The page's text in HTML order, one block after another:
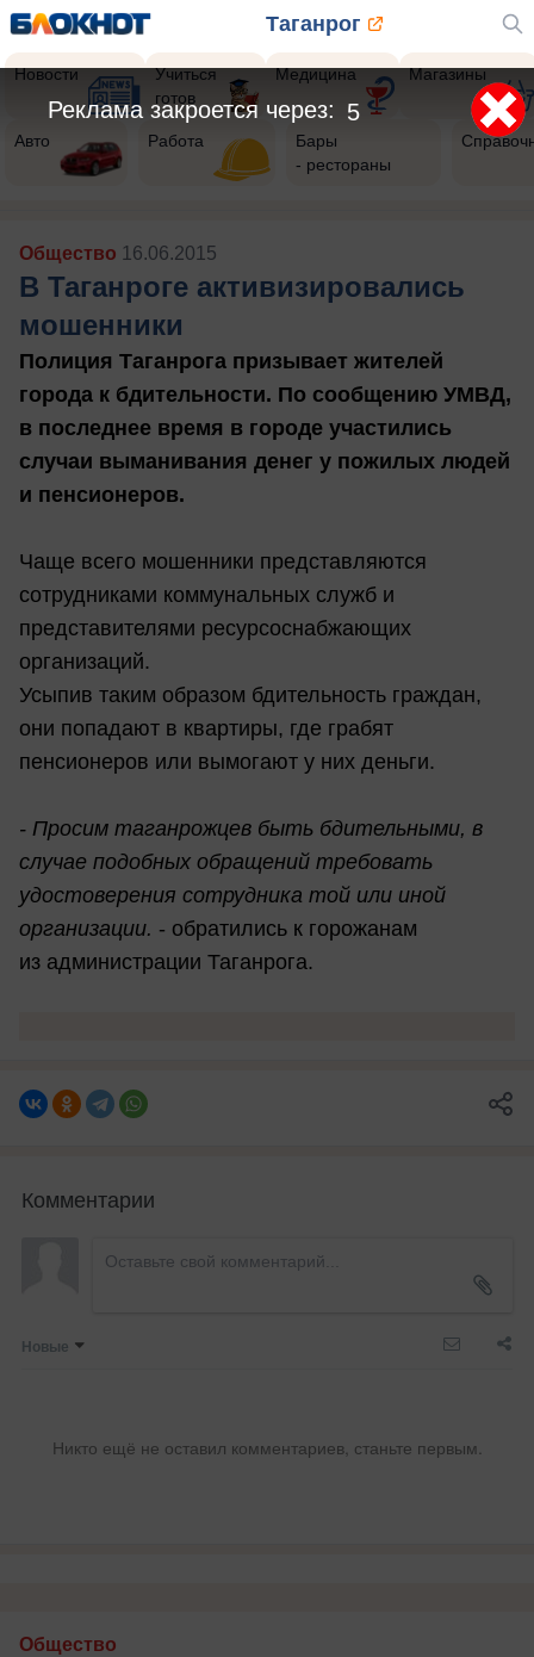
Таганрог
Новости
Учиться
готов
Медицина Магазины
Авто Работа
Бары
- рестораны
Общество 16.06.2015
В Таганроге активизировались
мошенники
Полиция Таганрога призывает жителей
города к бдительности. По сообщению УМВД,
в последнее время в городе участились
случаи выманивания денег у пожилых людей
и пенсионеров.
Чаще всего мошенники представляются
сотрудниками коммунальных служб и
представителями ресурсоснабжающих
организаций.
Усыпив таким образом бдительность граждан,
они попадают в квартиры, где грабят
пенсионеров или вымогают у них деньги.
- Просим таганрожцев быть бдительными, в
случае подобных обращений требовать
удостоверения сотрудника той или иной
организации. - обратились к горожанам
из администрации Таганрога.
Комментарии
Новые
Никто ещё не оставил комментариев, станьте первым.
Общество
3
Реклама закроется через: